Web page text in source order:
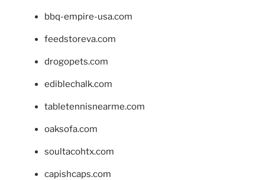
bbq-empire-usa.com
feedstoreva.com
drogopets.com
ediblechalk.com
tabletennisnearme.com
oaksofa.com
soultacohtx.com
capishcaps.com